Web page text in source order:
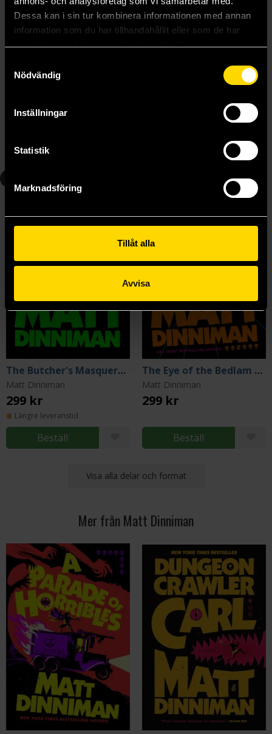
Dessa kan i sin tur kombinera informationen med annan
information som du har tillhandahållit eller som de har
samlat in när du har använt deras tjänster.
Nödvändig
Inställningar
Statistik
Marknadsföring
Tillåt alla
Avvisa
299 kr
Beställ
The Butcher's Masquerade
Matt Dinniman
299 kr
Längre leveranstid
Beställ
The Eye of the Bedlam Bride
Matt Dinniman
299 kr
Beställ
Visa alla delar och format
Mer från Matt Dinniman